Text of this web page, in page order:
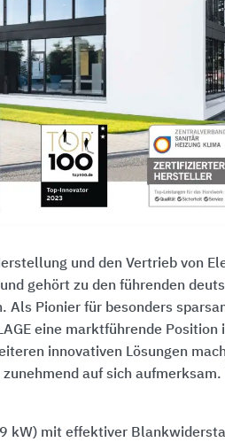
und den Vertrieb von
gehört zu den führenden
Als Pionier für besonders
eine marktführende Position
innovativen Lösungen
auf sich aufmerksam.
kW) mit effektiver